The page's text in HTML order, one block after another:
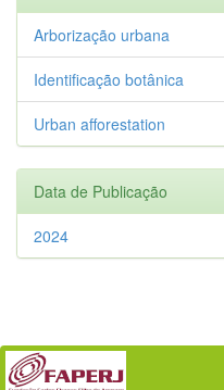
Arborização urbana
Identificação botânica
Urban afforestation
Data de Publicação
2024